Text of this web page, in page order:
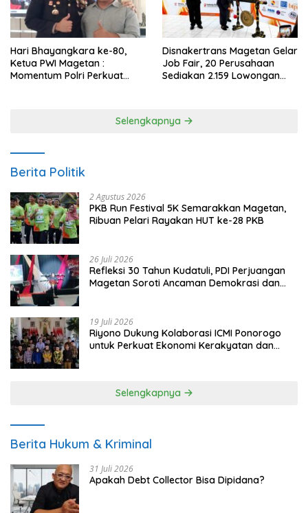
Hari Bhayangkara ke-80,
Ketua PWI Magetan :
Momentum Polri Perkuat
Disnakertrans Magetan Gelar
Job Fair, 20 Perusahaan
Sediakan 2.159 Lowongan
Selengkapnya
Berita Politik
2 Agustus 2026
PKB Run Festival 5K Semarakkan Magetan,
Ribuan Pelari Rayakan HUT ke-28 PKB
26 Juli 2026
Refleksi 30 Tahun Kudatuli, PDI Perjuangan
Magetan Soroti Ancaman Demokrasi dan
19 Juli 2026
Riyono Dukung Kolaborasi ICMI Ponorogo
untuk Perkuat Ekonomi Kerakyatan dan
Selengkapnya
Berita Hukum & Kriminal
31 Juli 2026
Apakah Debt Collector Bisa Dipidana?